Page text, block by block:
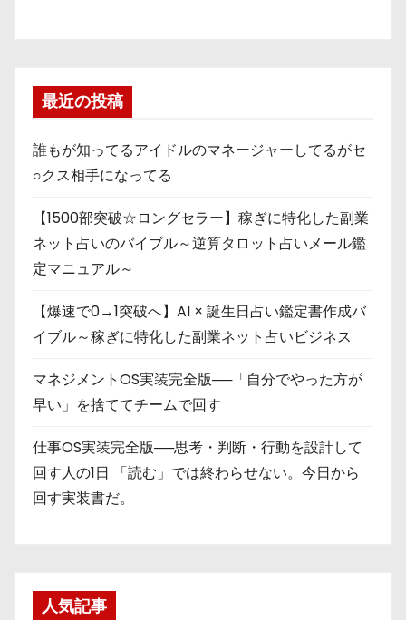
最近の投稿
誰もが知ってるアイドルのマネージャーしてるがセ
○クス相手になってる
【1500部突破☆ロングセラー】稼ぎに特化した副業
ネット占いのバイブル～逆算タロット占いメール鑑
定マニュアル～
【爆速で0→1突破へ】AI × 誕生日占い鑑定書作成バ
イブル～稼ぎに特化した副業ネット占いビジネス
マネジメントOS実装完全版──「自分でやった方が
早い」を捨ててチームで回す
仕事OS実装完全版──思考・判断・行動を設計して
回す人の1日 「読む」では終わらせない。今日から
回す実装書だ。
人気記事